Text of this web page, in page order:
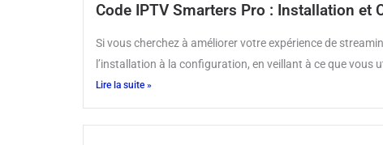
Code IPTV Smarters Pro : Installation et
Si vous cherchez à améliorer votre expérience de
l’installation à la configuration, en veillant à ce que
Lire la suite »